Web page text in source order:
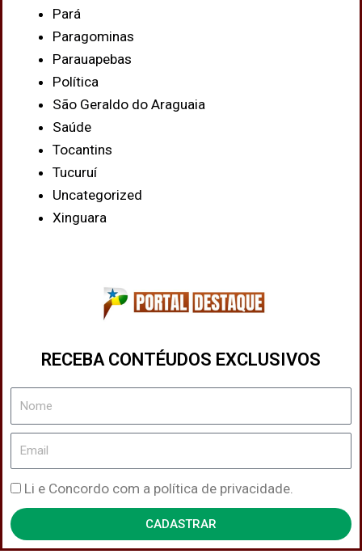
Pará
Paragominas
Parauapebas
Política
São Geraldo do Araguaia
Saúde
Tocantins
Tucuruí
Uncategorized
Xinguara
RECEBA CONTÉUDOS EXCLUSIVOS
Nome
Email
Política
de
Privacidade
Li e Concordo com a política de privacidade.
CADASTRAR